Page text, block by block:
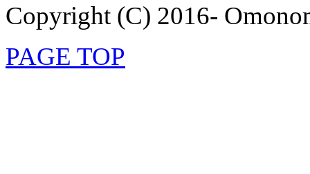
Copyright (C) 2016-
PAGE TOP